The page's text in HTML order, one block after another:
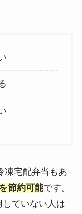
凍宅配弁当もあ
節約可能です。
ていない人は